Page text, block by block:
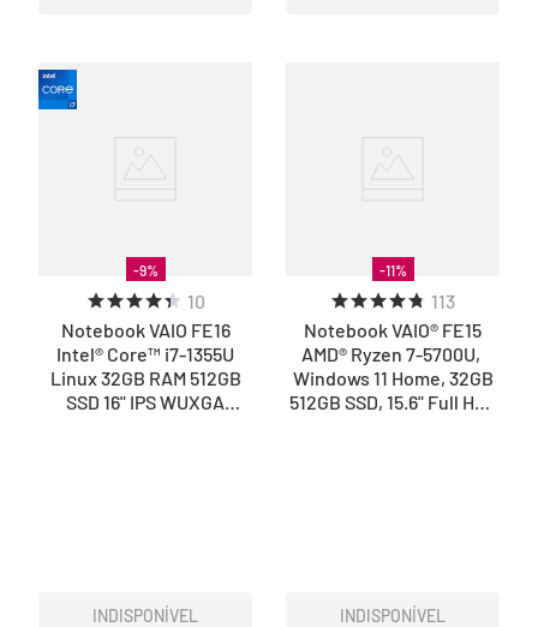
-9%
10
Notebook VAIO FE16
Intel® Core™ i7-1355U
Linux 32GB RAM 512GB
SSD 16" IPS WUXGA
INDISPONÍVEL
-11%
113
Notebook VAIO® FE15
AMD® Ryzen 7-5700U,
Windows 11 Home, 32GB
512GB SSD, 15.6" Full HD -
INDISPONÍVEL